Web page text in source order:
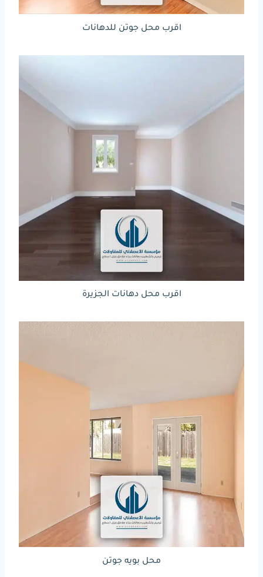
اقرب محل جوتن للدهانات
اقرب محل دهانات الجزيرة
محل بويه جوتن